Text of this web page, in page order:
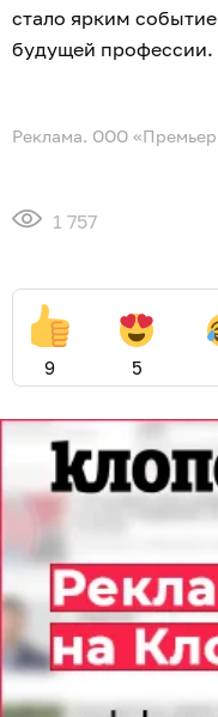
стало ярким
будущей профессии.
Реклама. ООО
1 757
9 5